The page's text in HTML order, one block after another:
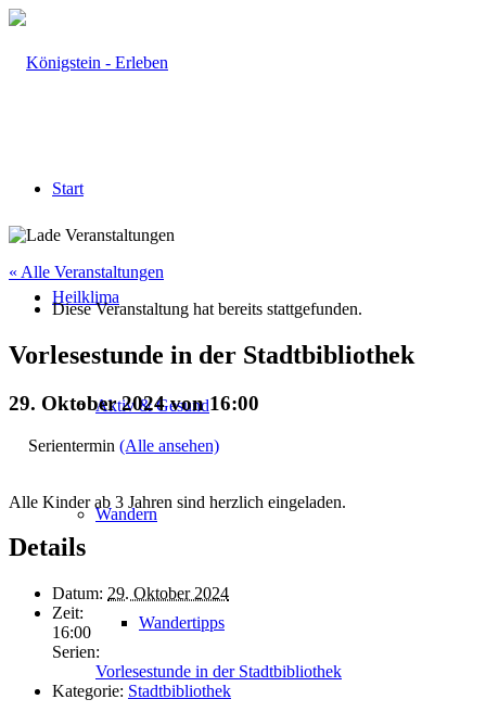
Start
Heilklima
Aktiv & Gesund
Wandern
Wandertipps
« Alle Veranstaltungen
Diese Veranstaltung hat bereits stattgefunden.
Vorlesestunde in der Stadtbibliothek
29. Oktober 2024 von 16:00
Serientermin (Alle ansehen)
Alle Kinder ab 3 Jahren sind herzlich eingeladen.
Details
Datum: 29. Oktober 2024
Zeit:
16:00
Serien:
Vorlesestunde in der Stadtbibliothek
Kategorie: Stadtbibliothek